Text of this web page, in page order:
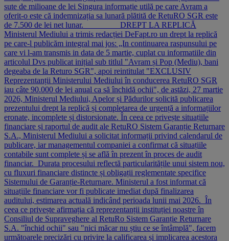
sute de milioane de lei Singura informație utilă pe care Avram a
oferit-o este că indemnizația sa lunară plătită de RetuRO SGR este
de 7.500 de lei net lunar. ________ DREPT LA REPLICĂ
Ministerul Mediului a trimis redacției DeFapt.ro un drept la replică
pe care-l publicăm integral mai jos: „In continuarea raspunsului pe
care vi l-am transmis in data de 5 martie, cuplat cu informatiile din
articolul Dvs publicat inițial sub titlul "Avram și Pop (Mediu), bani
degeaba de la Returo SGR", apoi reintitulat "EXCLUSIV
Reprezentanții Ministerului Mediului în conducerea RetuRO SGR
iau câte 90.000 de lei anual ca să închidă ochii", de astăzi, 27 martie
2026, Ministerul Mediului, Apelor și Pădurilor solicită publicarea
prezentului drept la replică și completarea de urgență a informațiilor
eronate, incomplete și distorsionate. În ceea ce privește situațiile
financiare și raportul de audit ale RetuRO Sistem Garanție Returnare
S.A., Ministerul Mediului a solicitat informații privind calendarul de
publicare, iar managementul companiei a confirmat că situațiile
contabile sunt complete și se află în prezent în proces de audit
financiar. Durata procesului reflectă particularitățile unui sistem nou,
cu fluxuri financiare distincte și obligații reglementate specifice
Sistemului de Garanție-Returnare. Ministerul a fost informat că
situațiile financiare vor fi publicate imediat după finalizarea
auditului, estimarea actuală indicând perioada lunii mai 2026. În
ceea ce privește afirmația că reprezentanții instituției noastre în
Consiliul de Supraveghere al RetuRo Sistem Garanție Returnare
S.A. "închid ochii" sau "nici măcar nu știu ce se întâmplă", facem
următoarele precizări cu privire la calificarea și implicarea acestora